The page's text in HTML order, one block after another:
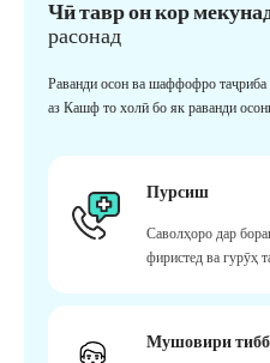
Чӣ тавр он кор
расонад
Раванди осон ва шаффофро таҷриба
аз Кашф то холӣ бо як раванди
Пурсиш
Саволҳоро дар
фиристед ва гурӯҳ
Мушовири